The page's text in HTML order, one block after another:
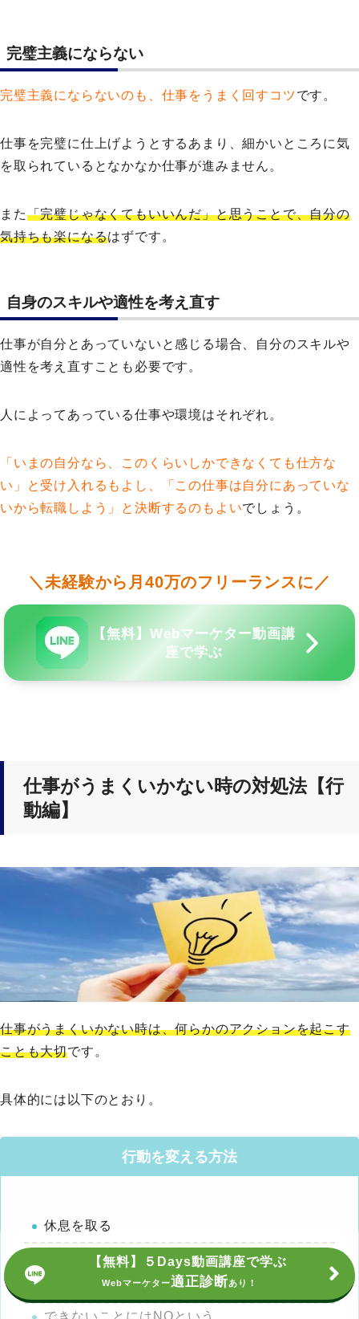
完璧主義にならない
完璧主義にならないのも、仕事をうまく回すコツです。
仕事を完璧に仕上げようとするあまり、細かいところに気
を取られているとなかなか仕事が進みません。
また「完璧じゃなくてもいいんだ」と思うことで、自分の
気持ちも楽になるはずです。
自身のスキルや適性を考え直す
仕事が自分とあっていないと感じる場合、自分のスキルや
適性を考え直すことも必要です。
人によってあっている仕事や環境はそれぞれ。
「いまの自分なら、このくらいしかできなくても仕方な
い」と受け入れるもよし、「この仕事は自分にあっていな
いから転職しよう」と決断するのもよいでしょう。
＼未経験から月40万のフリーランスに／
【無料】Webマーケター動画講
座で学ぶ
仕事がうまくいかない時の対処法【行
動編】
仕事がうまくいかない時は、何らかのアクションを起こす
ことも大切です。
具体的には以下のとおり。
行動を変える方法
休息を取る
上司や同僚にアドバイスをもらう
時間に余裕をもって仕事に取り組む
できないことにはNOという
【無料】５Days動画講座で学ぶ
Webマーケター適正診断あり！